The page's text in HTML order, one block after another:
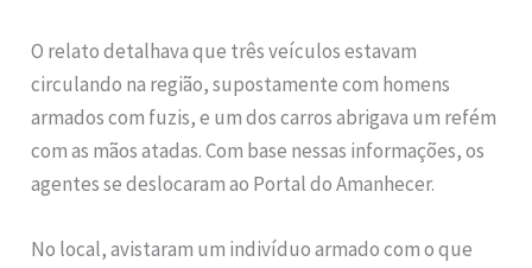
O relato detalhava que três veículos estavam
circulando na região, supostamente com homens
armados com fuzis, e um dos carros abrigava um refém
com as mãos atadas. Com base nessas informações, os
agentes se deslocaram ao Portal do Amanhecer.
No local, avistaram um indivíduo armado com o que